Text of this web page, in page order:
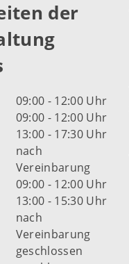
der
09:00 - 12:00 Uhr
09:00 - 12:00 Uhr
13:00 - 17:30 Uhr
nach
Vereinbarung
09:00 - 12:00 Uhr
13:00 - 15:30 Uhr
nach
Vereinbarung
geschlossen